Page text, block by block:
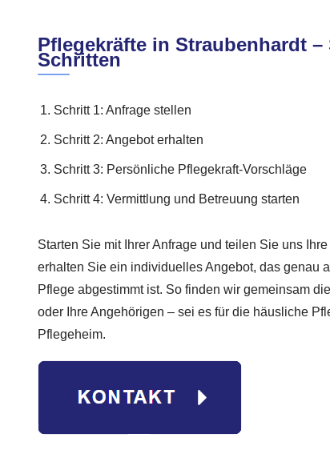
Pflegekräfte in Straubenhardt –
Schritten
Schritt 1: Anfrage stellen
Schritt 2: Angebot erhalten
Schritt 3: Persönliche Pflegekraft-Vorschläge
Schritt 4: Vermittlung und Betreuung starten
Starten Sie mit Ihrer Anfrage und teilen Sie uns
erhalten Sie ein individuelles Angebot, das genau
Pflege abgestimmt ist. So finden wir gemeinsam
oder Ihre Angehörigen – sei es für die häusliche
Pflegeheim.